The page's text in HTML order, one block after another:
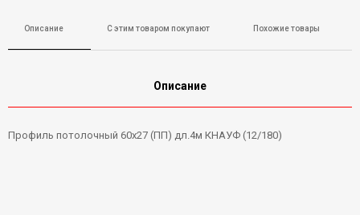
Описание С этим товаром покупают Похожие товары
Описание
Профиль потолочный 60х27 (ПП) дл.4м КНАУФ (12/180)